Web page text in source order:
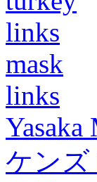
links
mask
links
Yasaka
ケンズ